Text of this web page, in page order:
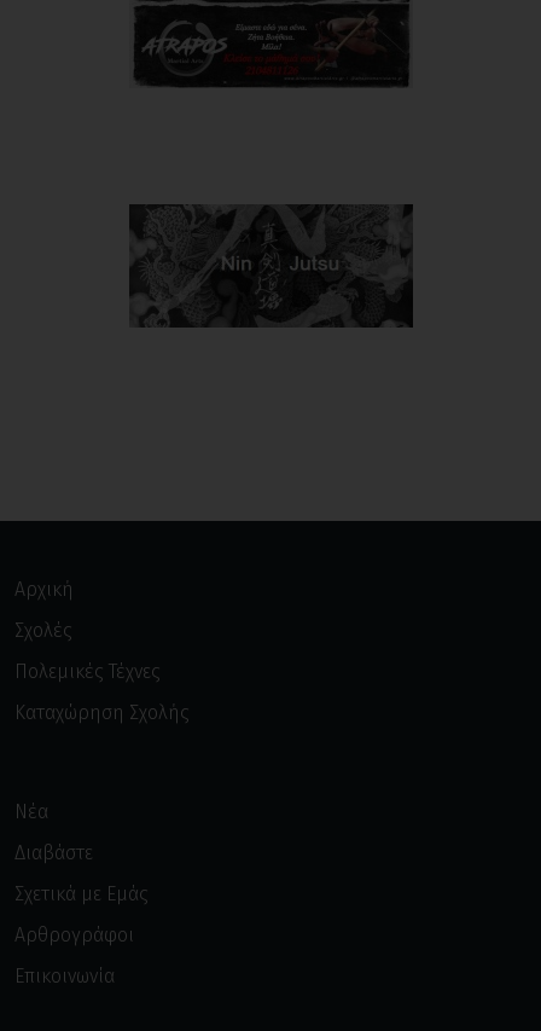
Αρχική
Σχολές
Πολεμικές Τέχνες
Καταχώρηση Σχολής
Νέα
Διαβάστε
Σχετικά με Εμάς
Αρθρογράφοι
Επικοινωνία